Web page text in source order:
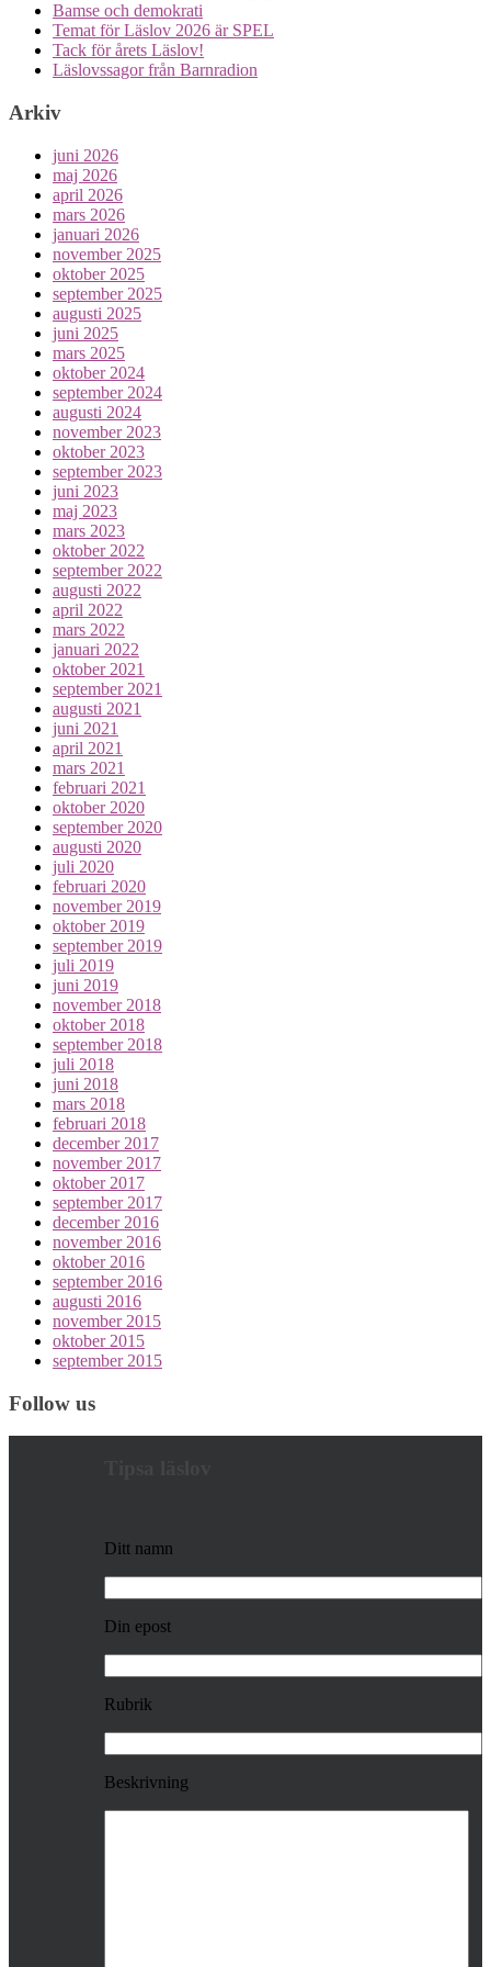
Bamse och demokrati
Temat för Läslov 2026 är SPEL
Tack för årets Läslov!
Läslovssagor från Barnradion
Arkiv
juni 2026
maj 2026
april 2026
mars 2026
januari 2026
november 2025
oktober 2025
september 2025
augusti 2025
juni 2025
mars 2025
oktober 2024
september 2024
augusti 2024
november 2023
oktober 2023
september 2023
juni 2023
maj 2023
mars 2023
oktober 2022
september 2022
augusti 2022
april 2022
mars 2022
januari 2022
oktober 2021
september 2021
augusti 2021
juni 2021
april 2021
mars 2021
februari 2021
oktober 2020
september 2020
augusti 2020
juli 2020
februari 2020
november 2019
oktober 2019
september 2019
juli 2019
juni 2019
november 2018
oktober 2018
september 2018
juli 2018
juni 2018
mars 2018
februari 2018
december 2017
november 2017
oktober 2017
september 2017
december 2016
november 2016
oktober 2016
september 2016
augusti 2016
november 2015
oktober 2015
september 2015
Follow us
Ditt namn
Din epost
Rubrik
Beskrivning